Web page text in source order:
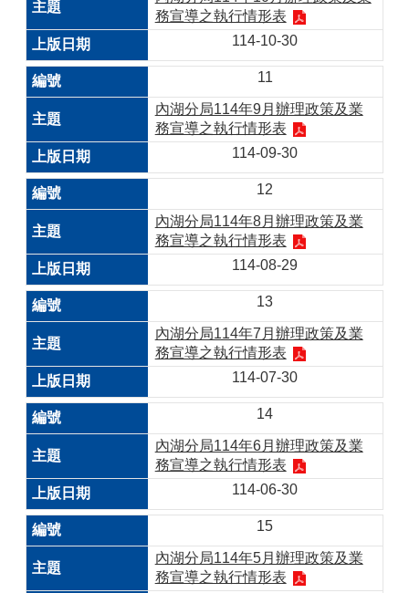
務宣導之執行情形表
114-10-30
11
內湖分局114年9月辦理政策及業
務宣導之執行情形表
114-09-30
12
內湖分局114年8月辦理政策及業
務宣導之執行情形表
114-08-29
13
內湖分局114年7月辦理政策及業
務宣導之執行情形表
114-07-30
14
內湖分局114年6月辦理政策及業
務宣導之執行情形表
114-06-30
15
內湖分局114年5月辦理政策及業
務宣導之執行情形表